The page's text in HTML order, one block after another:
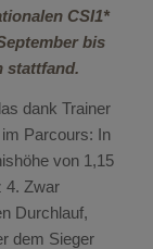
CSI1*
bis
stattfand.
dank Trainer
Parcours: In
von 1,15
4. Zwar
Durchlauf,
dem Sieger